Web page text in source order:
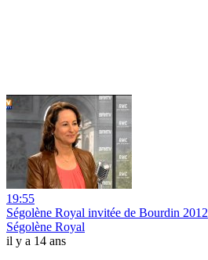
19:55
Ségolène Royal invitée de Bourdin 2012
Ségolène Royal
il y a 14 ans